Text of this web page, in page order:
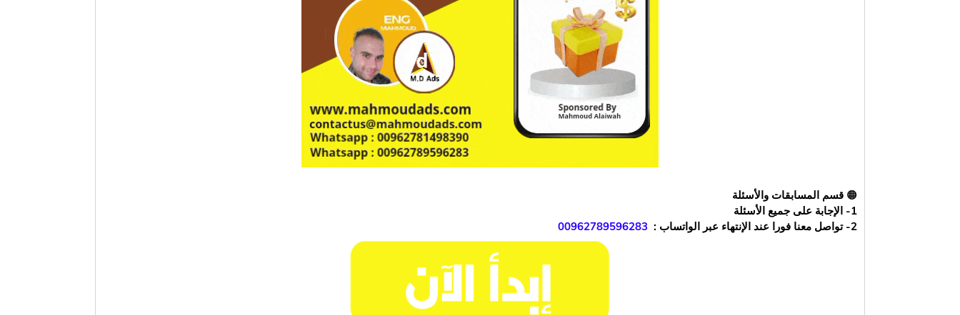
🟠 قسم المسابقات والأسئلة
1- الإجابة على جميع الأسئلة
2- تواصل معنا فورا عند الإنتهاء عبر الواتساب : 00962789596283